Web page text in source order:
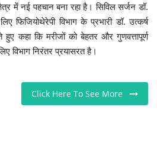
में नई पहचान बना रहा है। सिविल सर्जन डॉ.
फिजियोथेरेपी विभाग के प्रभारी डॉ. उत्कर्ष
हुए कहा कि मरीजों को बेहतर और गुणवत्तापूर्ण
विभाग निरंतर प्रयासरत है।
Click Here To See More